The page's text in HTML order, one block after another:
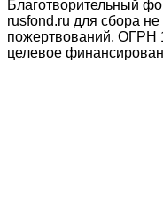
Благотворительный
rusfond.ru для сбора
пожертвований, ОГРН
целевое